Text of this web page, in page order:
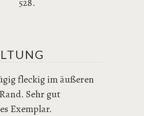
528.
fleckig im äußeren
Sehr gut
Exemplar.